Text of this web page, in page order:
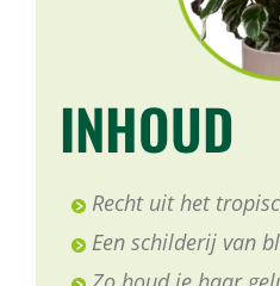
INHOUD
Recht uit het
Een schilderij van